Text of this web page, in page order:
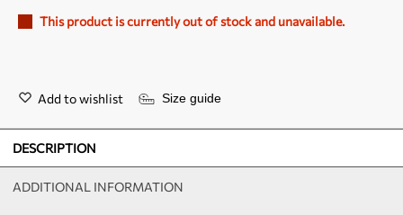
This product is currently out of stock and unavailable.
Add to wishlist Size guide
DESCRIPTION
ADDITIONAL INFORMATION